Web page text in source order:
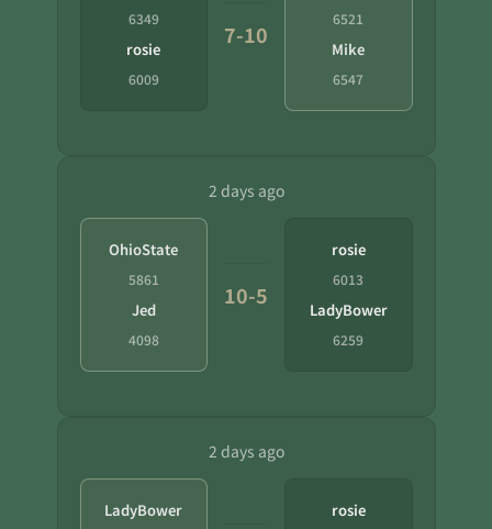
6349
rosie
6009
7-10
6521
Mike
6547
2 days ago
OhioState
5861
Jed
4098
10-5
rosie
6013
LadyBower
6259
2 days ago
LadyBower rosie